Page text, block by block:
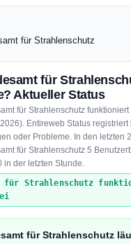
für Strahlenschutz
für
Aktueller Status
für Strahlenschutz
Entireweb Status
oder Probleme. In den letzten
für Strahlenschutz 5
in der letzten Stunde.
für Strahlenschutz
für Strahlenschutz